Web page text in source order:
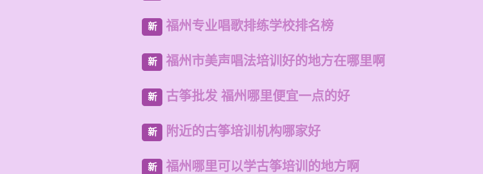
新 福州专业唱歌排练学校排名榜
新 福州市美声唱法培训好的地方在哪里啊
新 古筝批发 福州哪里便宜一点的好
新 附近的古筝培训机构哪家好
新 福州哪里可以学古筝培训的地方啊